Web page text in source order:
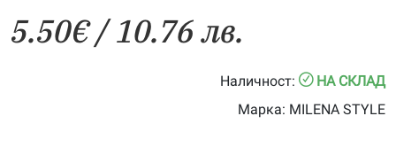
5.50€/ 10.76 лв.
Наличност:
НА СКЛАД
Марка: MILENA STYLE